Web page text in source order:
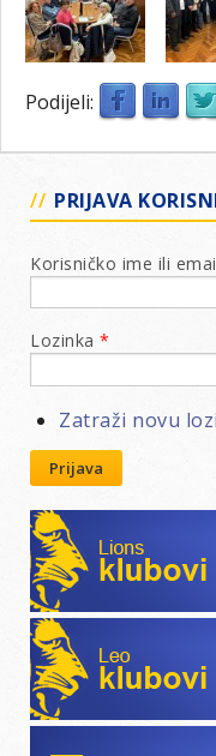
Podijeli:
PRIJAVA
Korisničko ime ili
Lozinka *
Zatraži novu
Prijava
Lions klubovi
Leo klubovi